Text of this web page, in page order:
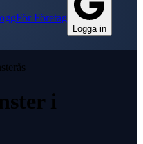
För Företag
Logga in
i